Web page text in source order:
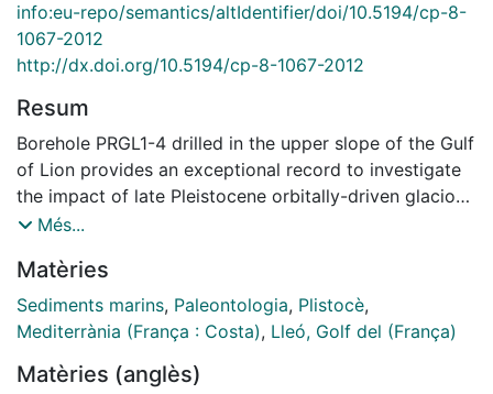
info:eu-repo/semantics/altIdentifier/doi/10.5194/cp-8-
1067-2012
http://dx.doi.org/10.5194/cp-8-1067-2012
Resum
Borehole PRGL1-4 drilled in the upper slope of the Gulf
of Lion provides an exceptional record to investigate
the impact of late Pleistocene orbitally-driven glacio-
eustatic sea-level oscillations on the sedimentary
resolution grain-size and geochemical records
supported by oxygen isotope chronostratigraphy
allow reinterpreting the last 500 ka upper slope
sequences, stacked during the sea-level lowering
Més...
Matèries
Sediments marins, Paleontologia, Plistocè,
Mediterrània (França : Costa), Lleó, Golf del (França)
Matèries (anglès)